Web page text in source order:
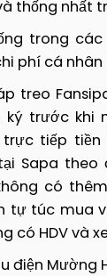
cà phê tại
đã lên tới
quanh,
Cát Cáttìm
trình
thuốc Dao đỏ
Sapa.
gặp lại
thống nhất
trong
phí cá nhân
treo
ký trước khi
tiếp tiền
Sapa
có
tự túc mua
có HDV và
điện Mường